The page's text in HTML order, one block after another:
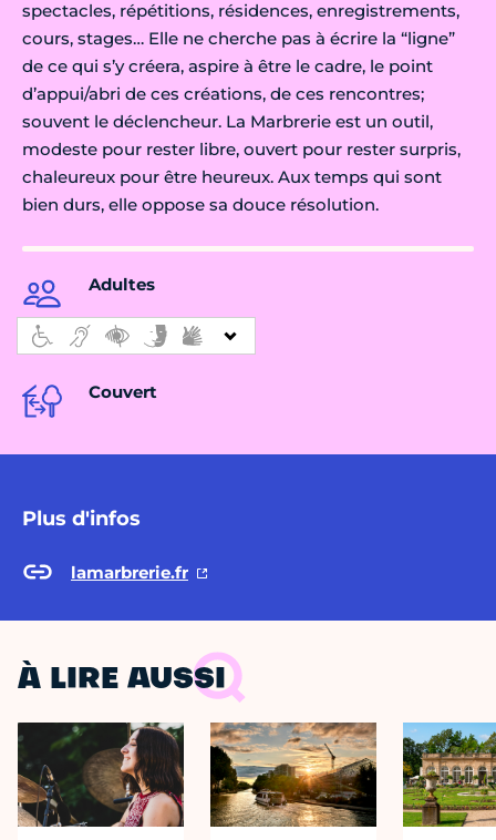
spectacles, répétitions, résidences, enregistrements,
cours, stages… Elle ne cherche pas à écrire la “ligne”
de ce qui s’y créera, aspire à être le cadre, le point
d’appui/abri de ces créations, de ces rencontres;
souvent le déclencheur. La Marbrerie est un outil,
modeste pour rester libre, ouvert pour rester surpris,
chaleureux pour être heureux. Aux temps qui sont
bien durs, elle oppose sa douce résolution.
Adultes
Couvert
Plus d'infos
lamarbrerie.fr
À LIRE AUSSI